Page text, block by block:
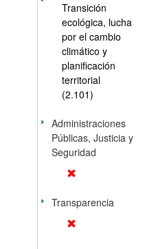
Transición
ecológica, lucha
por el cambio
climático y
planificación
territorial
(2.101)
Administraciones
Públicas, Justicia y
Seguridad
Transparencia